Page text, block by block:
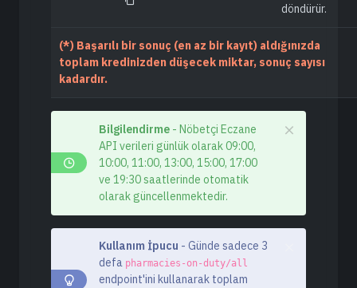
döndürür.
(*) Başarılı bir sonuç (en az bir kayıt) aldığınızda
toplam kredinizden düşecek miktar, sonuç sayısı
kadardır.
Bilgilendirme - Nöbetçi Eczane
API verileri günlük olarak 09:00,
10:00, 11:00, 13:00, 15:00, 17:00
ve 19:30 saatlerinde otomatik
olarak güncellenmektedir.
Kullanım İpucu - Günde sadece 3
defa pharmacies-on-duty/all
endpoint'ini kullanarak toplam